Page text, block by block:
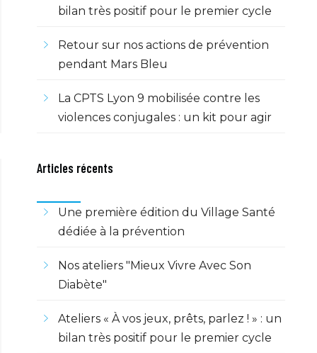
bilan très positif pour le premier cycle
Retour sur nos actions de prévention
pendant Mars Bleu
La CPTS Lyon 9 mobilisée contre les
violences conjugales : un kit pour agir
Articles récents
Une première édition du Village Santé
dédiée à la prévention
Nos ateliers "Mieux Vivre Avec Son
Diabète"
Ateliers « À vos jeux, prêts, parlez ! » : un
bilan très positif pour le premier cycle